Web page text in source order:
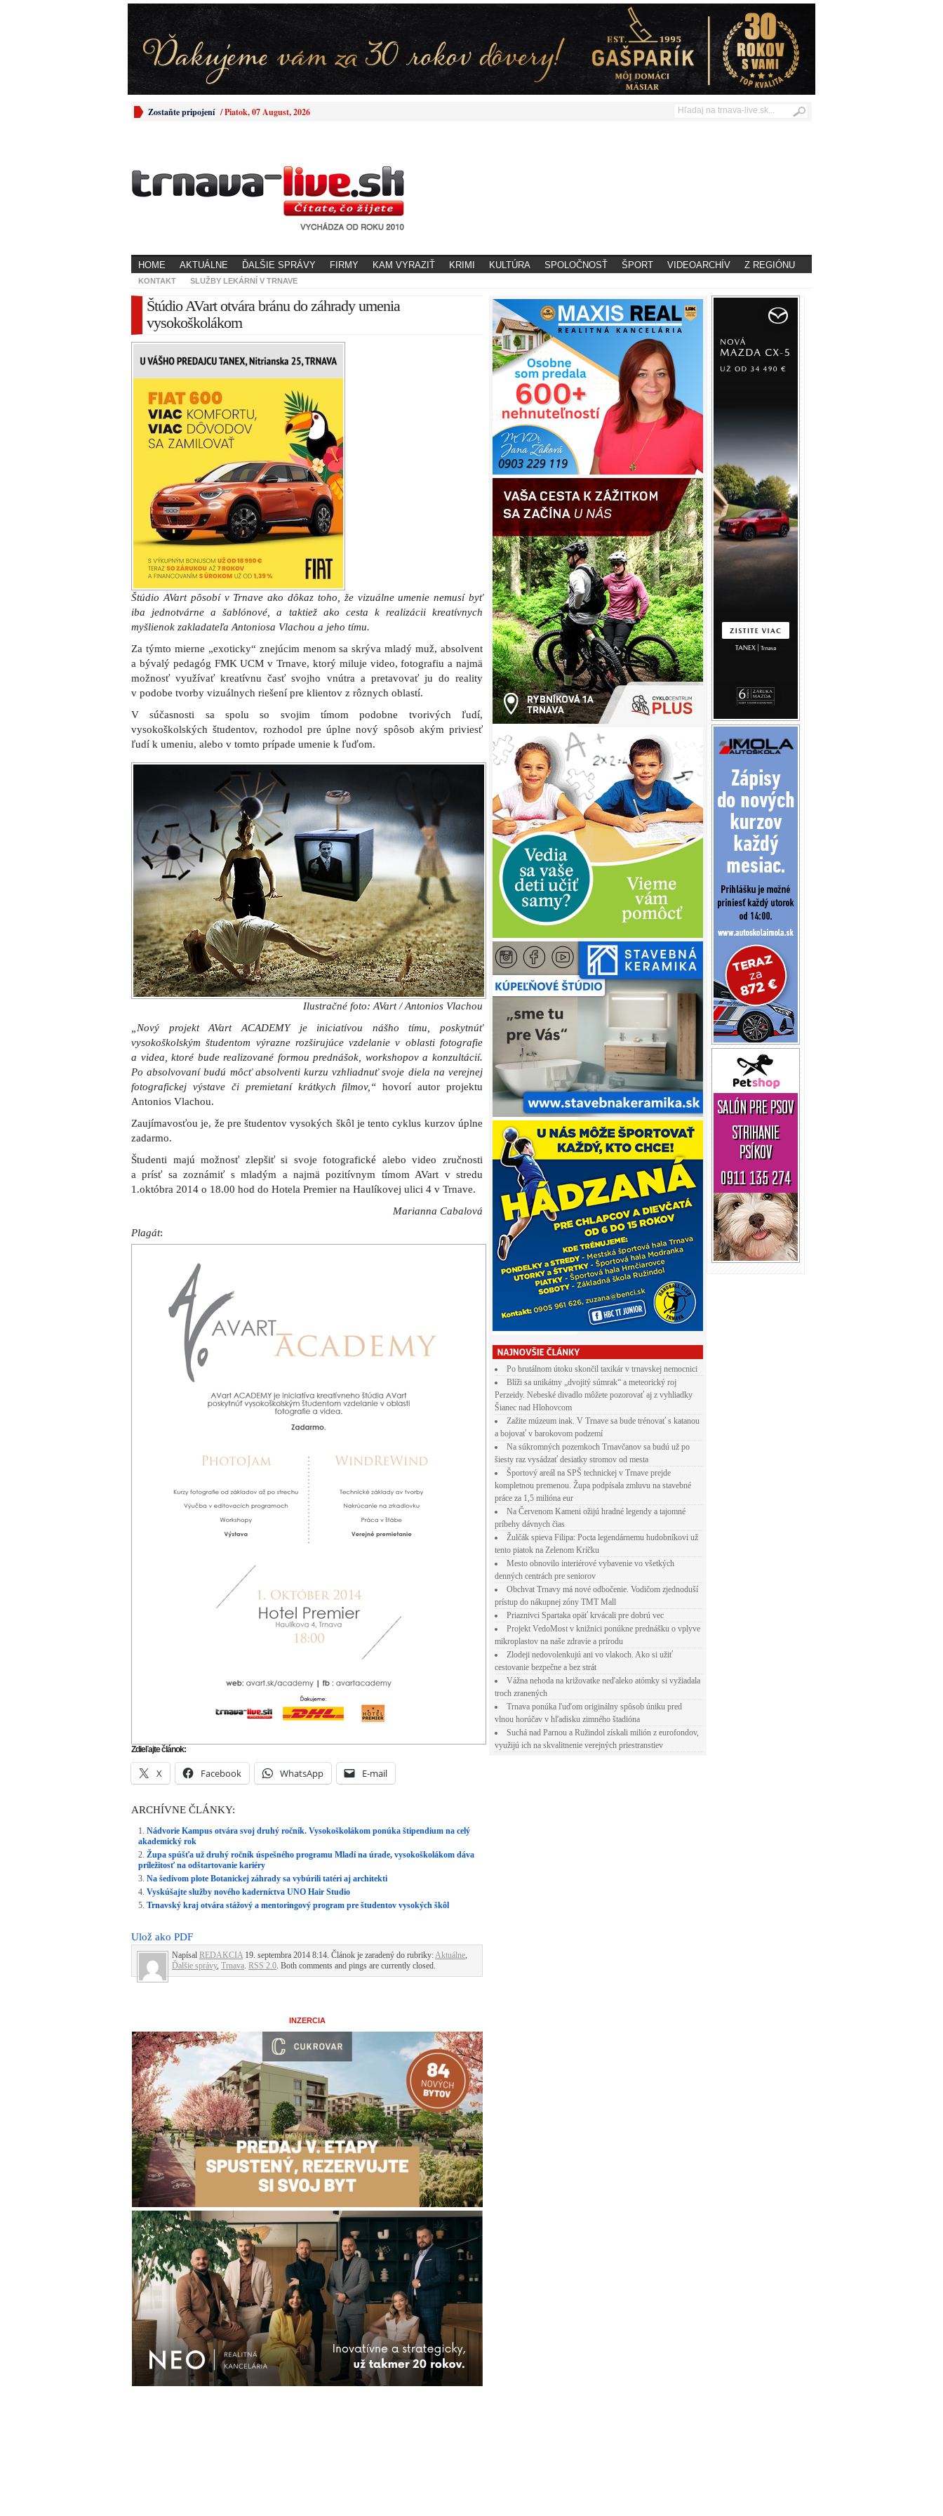
Zostaňte pripojení /Piatok, 07 August, 2026
HOME AKTUÁLNE ĎALŠIE SPRÁVY FIRMY KAM VYRAZIŤ KRIMI KULTÚRA SPOLOČNOSŤ ŠPORT VIDEOARCHÍV Z REGIÓNU
KONTAKT SLUŽBY LEKÁRNÍ V TRNAVE
Štúdio AVart otvára bránu do záhrady umenia
vysokoškolákom
Štúdio AVart pôsobí v Trnave ako dôkaz toho, že vizuálne umenie nemusí byť
iba jednotvárne a šablónové, a taktiež ako cesta k realizácii kreatívnych
myšlienok zakladateľa Antoniosa Vlachou a jeho tímu.
Za týmto mierne „exoticky“ znejúcim menom sa skrýva mladý muž, absolvent
a bývalý pedagóg FMK UCM v Trnave, ktorý miluje video, fotografiu a najmä
možnosť využívať kreatívnu časť svojho vnútra a pretavovať ju do reality
v podobe tvorby vizuálnych riešení pre klientov z rôznych oblastí.
V súčasnosti sa spolu so svojim tímom podobne tvorivých ľudí,
vysokoškolských študentov, rozhodol pre úplne nový spôsob akým priviesť
ľudí k umeniu, alebo v tomto prípade umenie k ľuďom.
Ilustračné foto: AVart / Antonios Vlachou
„Nový projekt AVart ACADEMY je iniciatívou nášho tímu, poskytnúť
vysokoškolským študentom výrazne rozširujúce vzdelanie v oblasti fotografie
a videa, ktoré bude realizované formou prednášok, workshopov a konzultácií.
Po absolvovaní budú môcť absolventi kurzu vzhliadnuť svoje diela na verejnej
fotografickej výstave či premietaní krátkych filmov,“ hovorí autor projektu
Antonios Vlachou.
Zaujímavosťou je, že pre študentov vysokých škôl je tento cyklus kurzov úplne
zadarmo.
Študenti majú možnosť zlepšiť si svoje fotografické alebo video zručnosti
a prísť sa zoznámiť s mladým a najmä pozitívnym tímom AVart v stredu
1.októbra 2014 o 18.00 hod do Hotela Premier na Haulíkovej ulici 4 v Trnave.
Marianna Cabalová
Plagát:
Zdieľajte článok:
X Facebook WhatsApp E-mail
ARCHÍVNE ČLÁNKY:
Nádvorie Kampus otvára svoj druhý ročník. Vysokoškolákom ponúka štipendium na celý
akademický rok
Župa spúšťa už druhý ročník úspešného programu Mladí na úrade, vysokoškolákom dáva
príležitosť na odštartovanie kariéry
Na šedivom plote Botanickej záhrady sa vybúrili tatéri aj architekti
Vyskúšajte služby nového kaderníctva UNO Hair Studio
Trnavský kraj otvára stážový a mentoringový program pre študentov vysokých škôl
Ulož ako PDF
Napísal REDAKCIA 19. septembra 2014 8:14. Článok je zaradený do rubriky:Aktuálne,
Ďalšie správy, Trnava. RSS 2.0. Both comments and pings are currently closed.
INZERCIA
Po brutálnom útoku skončil taxikár v trnavskej nemocnici
Blíži sa unikátny „dvojitý súmrak“ a meteorický roj
Perzeidy. Nebeské divadlo môžete pozorovať aj z vyhliadky
Šianec nad Hlohovcom
Zažite múzeum inak. V Trnave sa bude trénovať s katanou
a bojovať v barokovom podzemí
Na súkromných pozemkoch Trnavčanov sa budú už po
šiesty raz vysádzať desiatky stromov od mesta
Športový areál na SPŠ technickej v Trnave prejde
kompletnou premenou. Župa podpísala zmluvu na stavebné
práce za 1,5 milióna eur
Na Červenom Kameni ožijú hradné legendy a tajomné
príbehy dávnych čias
Žulčák spieva Filipa: Pocta legendárnemu hudobníkovi už
tento piatok na Zelenom Kríčku
Mesto obnovilo interiérové vybavenie vo všetkých
denných centrách pre seniorov
Obchvat Trnavy má nové odbočenie. Vodičom zjednoduší
prístup do nákupnej zóny TMT Mall
Priaznivci Spartaka opäť krvácali pre dobrú vec
Projekt VedoMost v knižnici ponúkne prednášku o vplyve
mikroplastov na naše zdravie a prírodu
Zlodeji nedovolenkujú ani vo vlakoch. Ako si užiť
cestovanie bezpečne a bez strát
Vážna nehoda na križovatke neďaleko atómky si vyžiadala
troch zranených
Trnava ponúka ľuďom originálny spôsob úniku pred
vlnou horúčav v hľadisku zimného štadióna
Suchá nad Parnou a Ružindol získali milión z eurofondov,
využijú ich na skvalitnenie verejných priestranstiev